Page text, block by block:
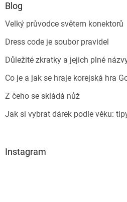
Blog
Velký průvodce světem konektorů
Dress code je soubor pravidel
Důležité zkratky a jejich plné
Co je a jak se hraje korejská hra
Z čeho se skládá nůž
Jak si vybrat dárek podle věku:
Instagram